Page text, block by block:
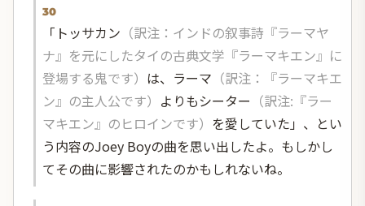
30
「 トッサカン （訳注：インドの叙事詩『ラーマヤ
ナ』を元にしたタイの古典文学『ラーマキエン』に
登場する鬼です） は、ラーマ （訳注：『ラーマキエ
ン』の主人公です） よりもシーター （訳注:『ラー
マキエン』のヒロインです） を愛していた」、とい
う内容のJoey Boyの曲を思い出したよ。もしかし
てその曲に影響されたのかもしれないね。